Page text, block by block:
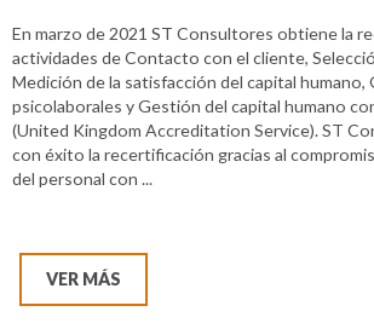
En marzo de 2021 ST Consultores obtiene la
actividades de Contacto con el cliente,
Medición de la satisfacción del capital
psicolaborales y Gestión del capital humano
(United Kingdom Accreditation Service). ST
con éxito la recertificación gracias al
del personal con ...
VER MÁS